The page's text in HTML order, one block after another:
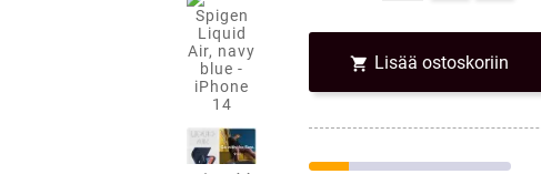
 Lisää ostoskoriin